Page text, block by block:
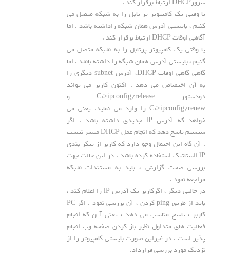
سرورDHCP ارتباط برقرار کند .
یا وقتی یک کامپیوتر پر تابل را به شبکه متصل می
کنیم ، بایستی آدرس همان شبکه راداشته باشد . اما
آگاهی اوقات DHCP ارتباط برقرار کند .
یا وقتی یک کامپیوتر پرتابل را به شبکه متصل می
کنیم ، بایستی آدرس همان شبکه را داشته باشد . اما
گاهی گاهی اوقات DHCP، آدرس subnet دیگری را
به آن اختصاص می دهد . اکنون کاربر می تواند
دودستور C:>ipconfig/release و
C:>ipconfig/renew را وارد می نماید. یعنی می
خواهد که آدرس lP جدیدی داشته باشد . اگر
سیستم پاسخ دهد که انجام عمل DHCP میسر نیست
. آن گاه این احتمال وجو دارد که کاربر از پیکر بندی
lP ااستاتیک استفاده کرده باشد . در این حالت جهت
بررسی صحت گزارش ، باید به مستندات شبکه
مراجعه نمود .
در حالتی دیگر ، اگرکاربر یک آدرس lP را اعلام کند ،
باید از طریق ping کردن ، آن بررسی نمود . اگر PC
کاربر ، پاسخ مناسب می دهد ، یعنی آ ن که انجام
فعالیت های متداول نظیر باز کردن صفحه وب انجام
پذیر است . در غیراین صورت بایستی کامپیوتر را از
نزدیک مورد بررسی قرارداد.